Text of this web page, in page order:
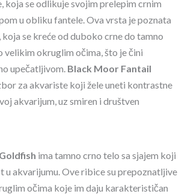
koja se odlikuje svojim prelepim crnim
u obliku fantele. Ova vrsta je poznata
se kreće od duboko crne do tamno
velikim okruglim očima, što je čini
upečatljivom. Black Moor Fantail
za akvariste koji žele uneti kontrastne
akvarijum, uz smiren i društven
ima tamno crno telo sa sjajem koji
u akvarijumu. Ove ribice su prepoznatljive
očima koje im daju karakterističan